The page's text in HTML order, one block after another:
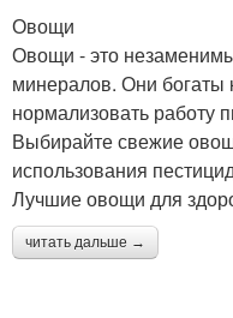
Овощи
Овощи - это
минералов. Они богаты
нормализовать работу
Выбирайте свежие
использования
Лучшие овощи для
читать дальше →